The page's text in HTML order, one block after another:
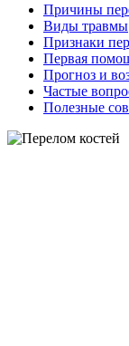
Причины
Виды травмы
Признаки
Первая
Прогноз и
Частые
Полезные